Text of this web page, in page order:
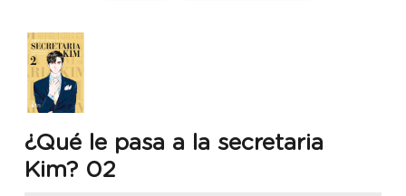
¿Qué le pasa a la secretaria
Kim? 02